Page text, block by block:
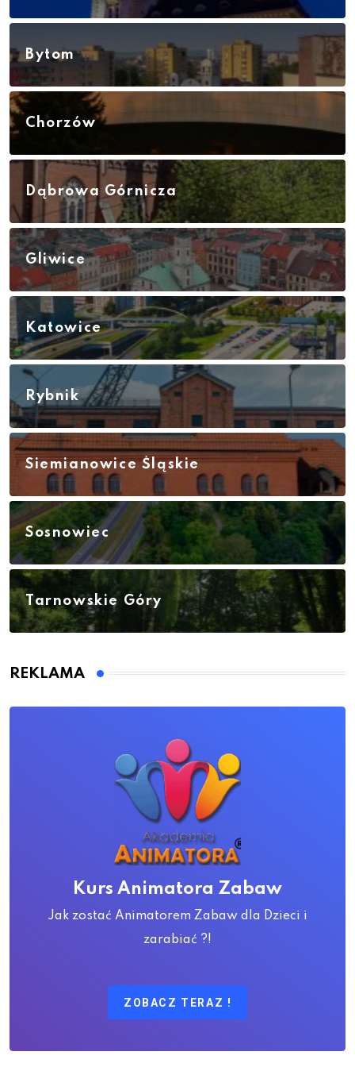
Bytom
Chorzów
Dąbrowa Górnicza
Gliwice
Katowice
Rybnik
Siemianowice Śląskie
Sosnowiec
Tarnowskie Góry
REKLAMA
Kurs Animatora Zabaw
Jak zostać Animatorem Zabaw dla Dzieci i
zarabiać ?!
ZOBACZ TERAZ !